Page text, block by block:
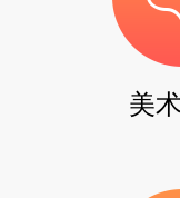
美